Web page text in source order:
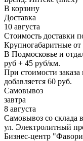
В корзину
Доставка
10 августа
Стоимость доставки
Крупногабаритные от
В Подмосковье и
руб + 45 руб/км.
При стоимости
добавляется 60 руб.
Самовывоз
завтра
8 августа
Самовывоз со склада
ул. Электролитный
Бизнес-центр